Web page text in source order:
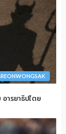
ารยาธิปไตย